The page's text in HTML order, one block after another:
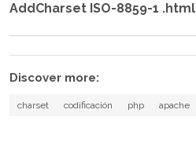
AddCharset ISO-8859-1 .html
Discover more:
charset codificación php apache